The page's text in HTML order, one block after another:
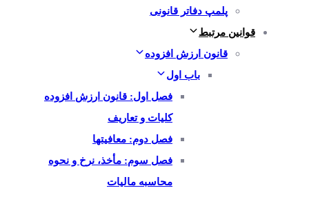
پلمپ دفاتر قانونی
قوانین مرتبط
قانون ارزش افزوده
باب اول
فصل اول: قانون ارزش افزوده
کلیات و تعاریف
فصل دوم: معافیتها
فصل سوم: مأخذ، نرخ و نحوه
محاسبه مالیات